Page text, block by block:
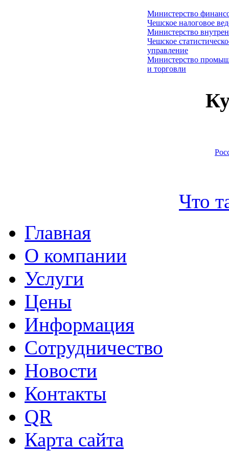
Министерство
Чешское налоговое
Министерство
Чешское
управление
Министерство
и торговли
Что
Главная
О компании
Услуги
Цены
Информация
Сотрудничество
Новости
Контакты
QR
Карта сайта